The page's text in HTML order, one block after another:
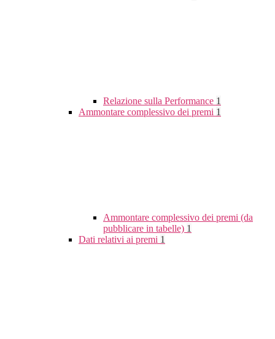
Relazione sulla Performance 1
Ammontare complessivo dei premi 1
Ammontare complessivo dei premi (da
pubblicare in tabelle) 1
Dati relativi ai premi 1